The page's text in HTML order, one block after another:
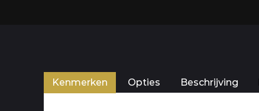
Kenmerken Opties Beschrijving